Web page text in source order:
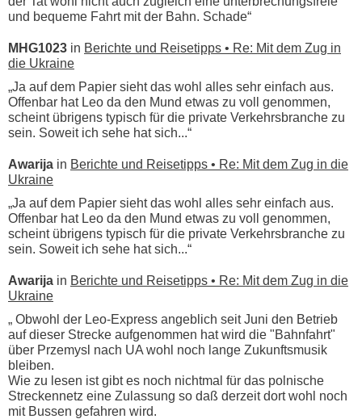
und bequeme Fahrt mit der Bahn. Schade“
MHG1023 in Berichte und Reisetipps • Re: Mit dem Zug in
die Ukraine
„Ja auf dem Papier sieht das wohl alles sehr einfach aus.
Offenbar hat Leo da den Mund etwas zu voll genommen,
scheint übrigens typisch für die private Verkehrsbranche zu
sein. Soweit ich sehe hat sich...“
Awarija in Berichte und Reisetipps • Re: Mit dem Zug in die
Ukraine
„Ja auf dem Papier sieht das wohl alles sehr einfach aus.
Offenbar hat Leo da den Mund etwas zu voll genommen,
scheint übrigens typisch für die private Verkehrsbranche zu
sein. Soweit ich sehe hat sich...“
Awarija in Berichte und Reisetipps • Re: Mit dem Zug in die
Ukraine
„ Obwohl der Leo-Express angeblich seit Juni den Betrieb
auf dieser Strecke aufgenommen hat wird die "Bahnfahrt"
über Przemysl nach UA wohl noch lange Zukunftsmusik
bleiben.
Wie zu lesen ist gibt es noch nichtmal für das polnische
Streckennetz eine Zulassung so daß derzeit dort wohl noch
mit Bussen gefahren wird.